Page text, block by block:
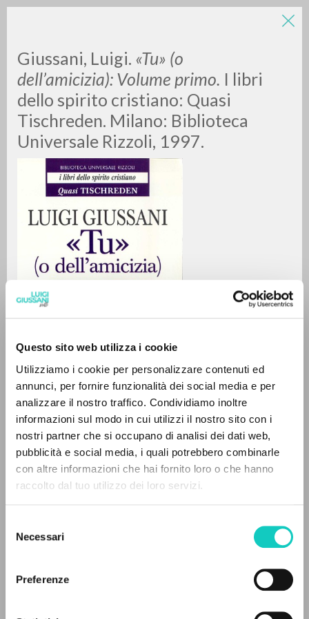
Questo sito web utilizza i cookie
Utilizziamo i cookie per personalizzare contenuti ed
annunci, per fornire funzionalità dei social media e per
analizzare il nostro traffico. Condividiamo inoltre
informazioni sul modo in cui utilizzi il nostro sito con i
nostri partner che si occupano di analisi dei dati web,
pubblicità e social media, i quali potrebbero combinarle
con altre informazioni che hai fornito loro o che hanno
raccolto dal tuo utilizzo dei loro servizi.
delNecessari
Preferenze
Giussani, Luigi. «Tu» (o
dell’amicizia): Volume primo. I libri
dello spirito cristiano: Quasi
Tischreden. Milano: Biblioteca
Universale Rizzoli, 1997.
Giussani LuigiAutore
BUR
LUIGI
GIUSSANI
A
Z